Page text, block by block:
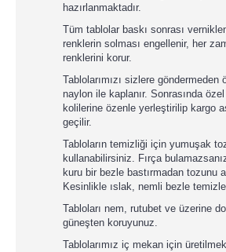
hazırlanmaktadır.
Tüm tablolar baskı sonrası
renklerin solması engellenir, her
renklerini korur.
Tablolarımızı sizlere göndermeden
naylon ile kaplanır. Sonrasında
kolilerine özenle yerleştirilip kargo
geçilir.
Tabloların temizliği için yumuşak
kullanabilirsiniz. Fırça
kuru bir bezle bastırmadan tozunu
Kesinlikle ıslak, nemli bezle
Tabloları nem, rutubet ve üzerine
güneşten koruyunuz.
Tablolarımız iç mekan için